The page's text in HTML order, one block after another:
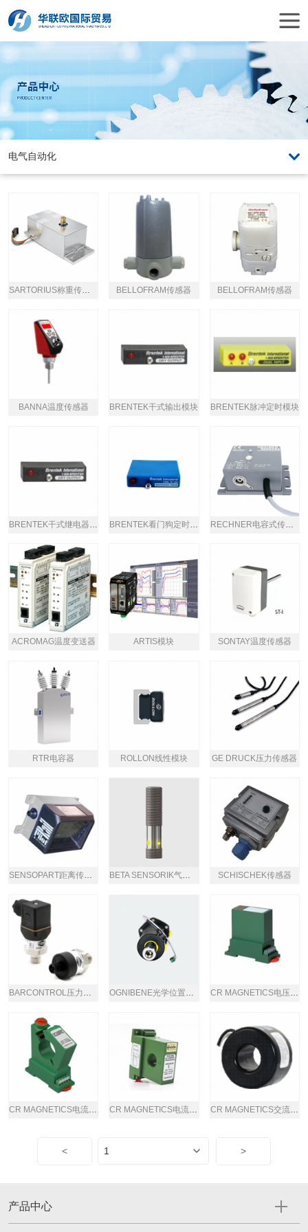
SARTORIUS称重传感器 BELLOFRAM传感器 BELLOFRAM传感器
BANNA温度传感器 BRENTEK干式输出模块 BRENTEK脉冲定时模块
RECHNER电容式传感器
ACROMAG温度变送器 ARTIS模块 SONTAY温度传感器
RTR电容器 ROLLON线性模块 GE DRUCK压力传感器
SENSOPART距离传感器 BETA SENSORIK气缸传感器 SCHISCHEK传感器
CR MAGNETICS电流互感器 CR MAGNETICS电流互感器 CR MAGNETICS交流电流互感器
< >
产品中心